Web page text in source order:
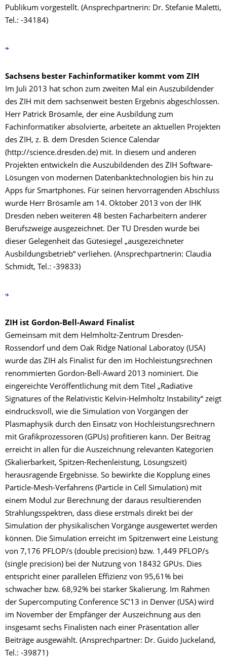
Publikum vorgestellt. (Ansprechpartnerin: Dr. Stefanie Maletti,
Tel.: -34184)
Sachsens bester Fachinformatiker kommt vom ZIH
Im Juli 2013 hat schon zum zweiten Mal ein Auszubildender
des ZIH mit dem sachsenweit besten Ergebnis abgeschlossen.
Herr Patrick Brösamle, der eine Ausbildung zum
Fachinformatiker absolvierte, arbeitete an aktuellen Projekten
des ZIH, z. B. dem Dresden Science Calendar
(http://science.dresden.de) mit. In diesem und anderen
Projekten entwickeln die Auszubildenden des ZIH Software-
Lösungen von modernen Datenbanktechnologien bis hin zu
Apps für Smartphones. Für seinen hervorragenden Abschluss
wurde Herr Brösamle am 14. Oktober 2013 von der IHK
Dresden neben weiteren 48 besten Facharbeitern anderer
Berufszweige ausgezeichnet. Der TU Dresden wurde bei
dieser Gelegenheit das Gütesiegel „ausgezeichneter
Ausbildungsbetrieb“ verliehen. (Ansprechpartnerin: Claudia
Schmidt, Tel.: -39833)
ZIH ist Gordon-Bell-Award Finalist
Gemeinsam mit dem Helmholtz-Zentrum Dresden-
Rossendorf und dem Oak Ridge National Laboratoy (USA)
wurde das ZIH als Finalist für den im Hochleistungsrechnen
renommierten Gordon-Bell-Award 2013 nominiert. Die
eingereichte Veröffentlichung mit dem Titel „Radiative
Signatures of the Relativistic Kelvin-Helmholtz Instability“ zeigt
eindrucksvoll, wie die Simulation von Vorgängen der
Plasmaphysik durch den Einsatz von Hochleistungsrechnern
mit Grafikprozessoren (GPUs) profitieren kann. Der Beitrag
erreicht in allen für die Auszeichnung relevanten Kategorien
(Skalierbarkeit, Spitzen-Rechenleistung, Lösungszeit)
herausragende Ergebnisse. So bewirkte die Kopplung eines
Particle-Mesh-Verfahrens (Particle in Cell Simulation) mit
einem Modul zur Berechnung der daraus resultierenden
Strahlungsspektren, dass diese erstmals direkt bei der
Simulation der physikalischen Vorgänge ausgewertet werden
können. Die Simulation erreicht im Spitzenwert eine Leistung
von 7,176 PFLOP/s (double precision) bzw. 1,449 PFLOP/s
(single precision) bei der Nutzung von 18432 GPUs. Dies
entspricht einer parallelen Effizienz von 95,61% bei
schwacher bzw. 68,92% bei starker Skalierung. Im Rahmen
der Supercomputing Conference SC’13 in Denver (USA) wird
im November der Empfänger der Auszeichnung aus den
insgesamt sechs Finalisten nach einer Präsentation aller
Beiträge ausgewählt. (Ansprechpartner: Dr. Guido Juckeland,
Tel.: -39871)